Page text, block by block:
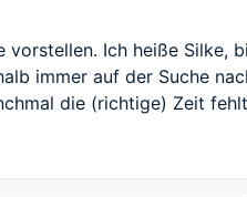
Ich heiße Silke,
immer auf der Suche
die (richtige) Zeit